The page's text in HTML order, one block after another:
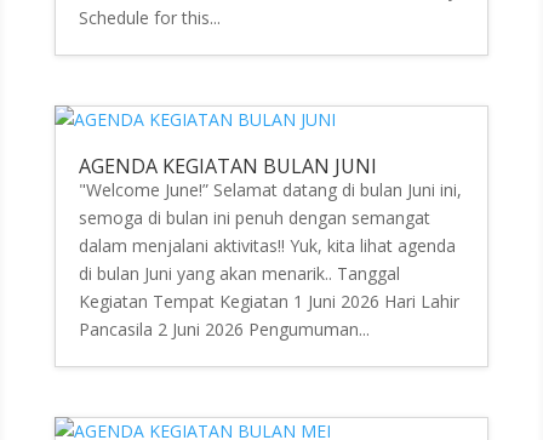
Schedule for this...
AGENDA KEGIATAN BULAN JUNI
"Welcome June!” Selamat datang di bulan Juni ini,
semoga di bulan ini penuh dengan semangat
dalam menjalani aktivitas!! Yuk, kita lihat agenda
di bulan Juni yang akan menarik.. Tanggal
Kegiatan Tempat Kegiatan 1 Juni 2026 Hari Lahir
Pancasila 2 Juni 2026 Pengumuman...